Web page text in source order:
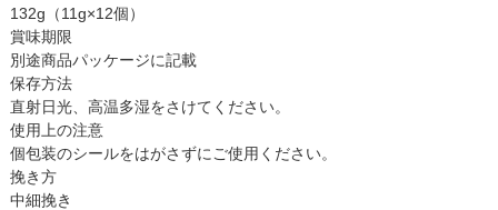
132g（11g×12個）
賞味期限
別途商品パッケージに記載
保存方法
直射日光、高温多湿をさけてください。
使用上の注意
個包装のシールをはがさずにご使用ください。
挽き方
中細挽き